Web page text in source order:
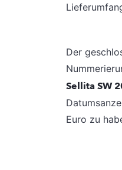
Der
Sellita SW
Euro zu